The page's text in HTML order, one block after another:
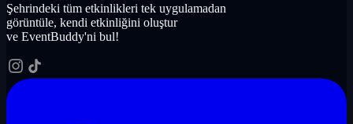
Şehrindeki tüm etkinlikleri tek uygulamadan
görüntüle, kendi etkinliğini oluştur
ve EventBuddy'ni bul!